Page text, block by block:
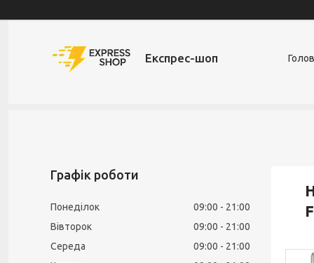
Експрес-шоп
Графік роботи
Понеділок 09:00
21:00
Вівторок
09:00
21:00
Середа
09:00
21:00